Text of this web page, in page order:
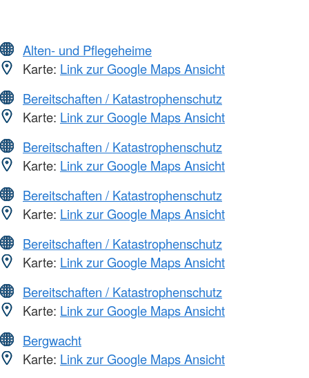
Alten- und Pflegeheime
Karte: Link zur Google Maps Ansicht
Bereitschaften / Katastrophenschutz
Karte: Link zur Google Maps Ansicht
Bereitschaften / Katastrophenschutz
Karte: Link zur Google Maps Ansicht
Bereitschaften / Katastrophenschutz
Karte: Link zur Google Maps Ansicht
Bereitschaften / Katastrophenschutz
Karte: Link zur Google Maps Ansicht
Bereitschaften / Katastrophenschutz
Karte: Link zur Google Maps Ansicht
Bergwacht
Karte: Link zur Google Maps Ansicht